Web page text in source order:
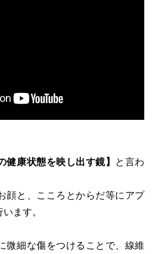
健康状態を映し出す鏡】 と言わ
顔と、こころとからだ等にアプ
ます。
微細な傷をつけることで、線維